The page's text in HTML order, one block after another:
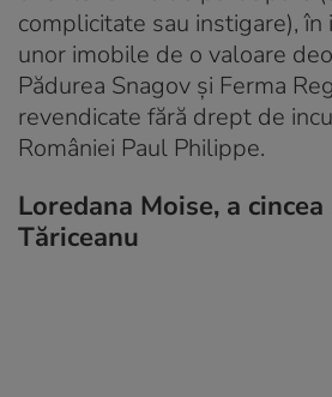
complicitate sau instigare),
unor imobile de o valoare
Pădurea Snagov și Ferma
revendicate fără drept de
României Paul Philippe.
Loredana Moise, a
Tăriceanu